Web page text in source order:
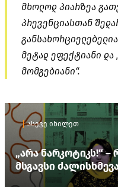
მხოლოდ პიარზეა
პრევენციასთან
მეტად ეფექტიანი და
მომგებიანი“.
ასევე იხილეთ
„არა ნარკოტიკს!“
მსგავსი